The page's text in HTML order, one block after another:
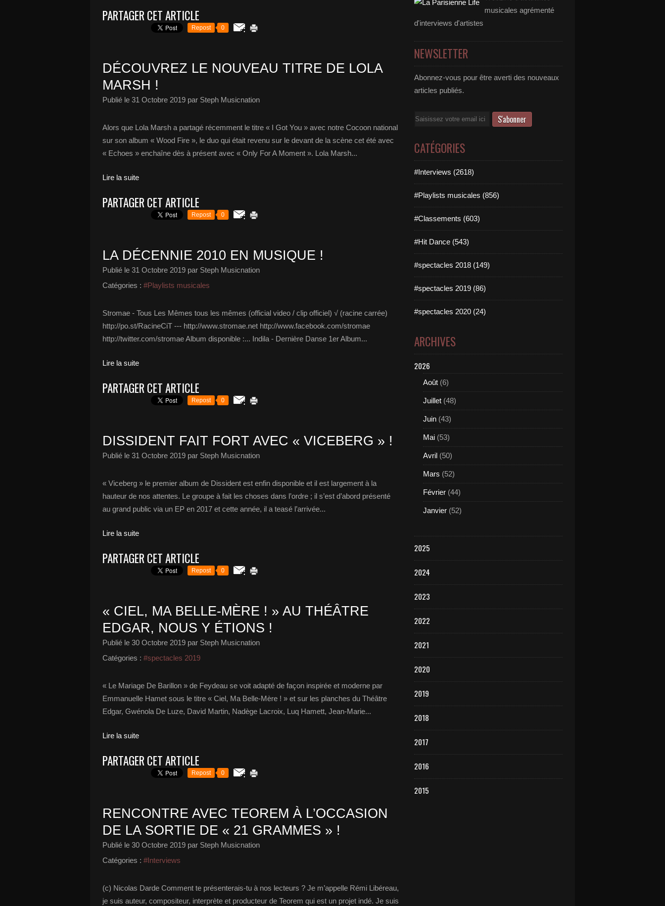
PARTAGER CET ARTICLE
Repost 0
DÉCOUVREZ LE NOUVEAU TITRE DE LOLA
MARSH !
Publié le 31 Octobre 2019 par Steph Musicnation
Alors que Lola Marsh a partagé récemment le titre « I Got You » avec notre Cocoon national
sur son album « Wood Fire », le duo qui était revenu sur le devant de la scène cet été avec
« Echoes » enchaîne dès à présent avec « Only For A Moment ». Lola Marsh...
Lire la suite
PARTAGER CET ARTICLE
Repost 0
LA DÉCENNIE 2010 EN MUSIQUE !
Publié le 31 Octobre 2019 par Steph Musicnation
Catégories : #Playlists musicales
Stromae - Tous Les Mêmes tous les mêmes (official video / clip officiel) √ (racine carrée)
http://po.st/RacineCiT --- http://www.stromae.net http://www.facebook.com/stromae
http://twitter.com/stromae Album disponible :... Indila - Dernière Danse 1er Album...
Lire la suite
PARTAGER CET ARTICLE
Repost 0
DISSIDENT FAIT FORT AVEC « VICEBERG » !
Publié le 31 Octobre 2019 par Steph Musicnation
« Viceberg » le premier album de Dissident est enfin disponible et il est largement à la
hauteur de nos attentes. Le groupe à fait les choses dans l’ordre ; il s’est d’abord présenté
au grand public via un EP en 2017 et cette année, il a teasé l’arrivée...
Lire la suite
PARTAGER CET ARTICLE
Repost 0
« CIEL, MA BELLE-MÈRE ! » AU THÉÂTRE
EDGAR, NOUS Y ÉTIONS !
Publié le 30 Octobre 2019 par Steph Musicnation
Catégories : #spectacles 2019
« Le Mariage De Barillon » de Feydeau se voit adapté de façon inspirée et moderne par
Emmanuelle Hamet sous le titre « Ciel, Ma Belle-Mère ! » et sur les planches du Théâtre
Edgar, Gwénola De Luze, David Martin, Nadège Lacroix, Luq Hamett, Jean-Marie...
Lire la suite
PARTAGER CET ARTICLE
Repost 0
RENCONTRE AVEC TEOREM À L’OCCASION
DE LA SORTIE DE « 21 GRAMMES » !
Publié le 30 Octobre 2019 par Steph Musicnation
Catégories : #Interviews
(c) Nicolas Darde Comment te présenterais-tu à nos lecteurs ? Je m’appelle Rémi Libéreau,
je suis auteur, compositeur, interprète et producteur de Teorem qui est un projet indé. Je suis
musicales agrémenté
d'interviews d'artistes
NEWSLETTER
Abonnez-vous pour être averti des nouveaux
articles publiés.
Email
CATÉGORIES
#Interviews (2618)
#Playlists musicales (856)
#Classements (603)
#Hit Dance (543)
#spectacles 2018 (149)
#spectacles 2019 (86)
#spectacles 2020 (24)
ARCHIVES
2026
Août (6)
Juillet (48)
Juin (43)
Mai (53)
Avril (50)
Mars (52)
Février (44)
Janvier (52)
2025
2024
2023
2022
2021
2020
2019
2018
2017
2016
2015